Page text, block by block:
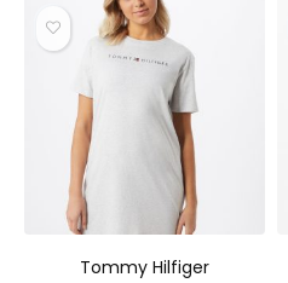
Tommy Hilfiger